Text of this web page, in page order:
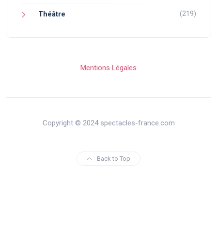
Théâtre (219)
Mentions Légales
Copyright © 2024 spectacles-france.com
Back to Top